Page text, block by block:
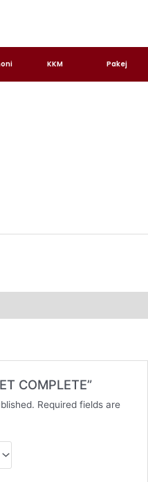
KKM Pakej
COMPLETE”
Required fields are